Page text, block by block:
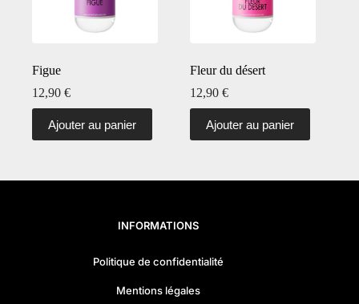
Figue
12,90 €
Ajouter au panier
Fleur du désert
12,90€
Ajouter au panier
INFORMATIONS
Politique de confidentialité
Mentions légales